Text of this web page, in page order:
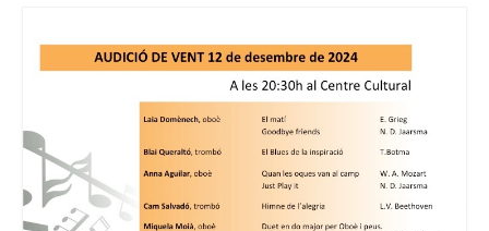
Pla d’estudis
Calendari escolar
Documentació
AFA